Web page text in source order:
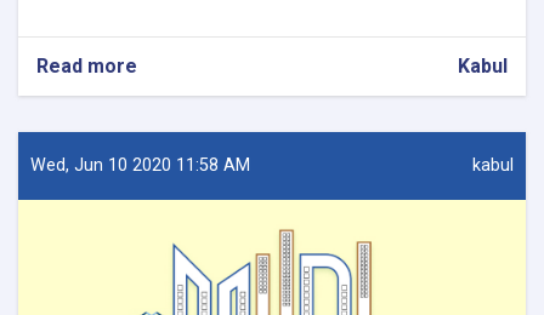
Read more
Procurement
firewalls
and
Offices
Kabul
Wed, Jun 10 2020 11:58 AM kabul